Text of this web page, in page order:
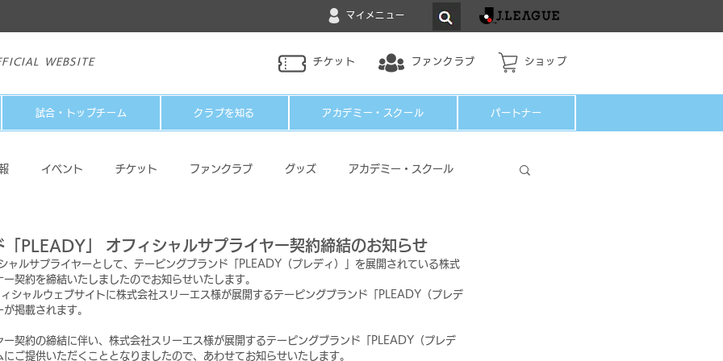
マイメニュー
WEBSITE チケット ファンクラブ ショップ
試合・トップチーム クラブを知る アカデミー・スクール パートナー
イベント チケット ファンクラブ グッズ アカデミー・スクール
「PLEADY」 オフィシャルサプライヤー契約締結のお知らせ
ャルサプライヤーとして、テーピングブランド「PLEADY（プレディ）」を展開されている株式
契約を締結いたしましたのでお知らせいたします。
シャルウェブサイトに株式会社スリーエス様が展開するテーピングブランド「PLEADY（プレデ
掲載されます。
契約の締結に伴い、株式会社スリーエス様が展開するテーピングブランド「PLEADY（プレデ
ご提供いただくこととなりましたので、あわせてお知らせいたします。